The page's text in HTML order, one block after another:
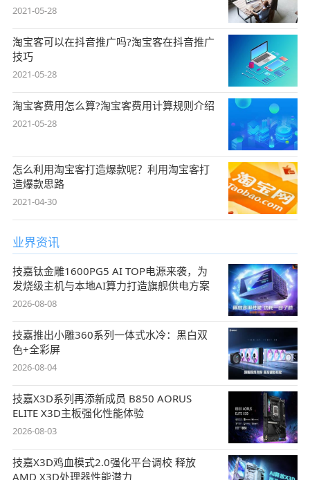
2021-05-28
淘宝客可以在抖音推广吗?淘宝客在抖音推广
技巧
2021-05-28
淘宝客费用怎么算?淘宝客费用计算规则介绍
2021-05-28
怎么利用淘宝客打造爆款呢？利用淘宝客打
造爆款思路
2021-04-30
业界资讯
技嘉钛金雕1600PG5 AI TOP电源来袭，为
发烧级主机与本地AI算力打造旗舰供电方案
2026-08-08
技嘉推出小雕360系列一体式水冷：黑白双
色+全彩屏
2026-08-04
技嘉X3D系列再添新成员 B850 AORUS
ELITE X3D主板强化性能体验
2026-08-03
技嘉X3D鸡血模式2.0强化平台调校 释放
AMD X3D处理器性能潜力